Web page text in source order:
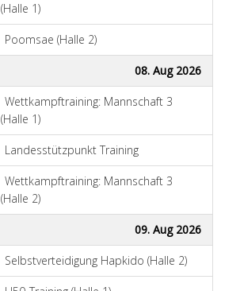
(Halle 1)
Poomsae (Halle 2)
08. Aug 2026
Wettkampftraining: Mannschaft 3
(Halle 1)
Landesstützpunkt Training
Wettkampftraining: Mannschaft 3
(Halle 2)
09. Aug 2026
Selbstverteidigung Hapkido (Halle 2)